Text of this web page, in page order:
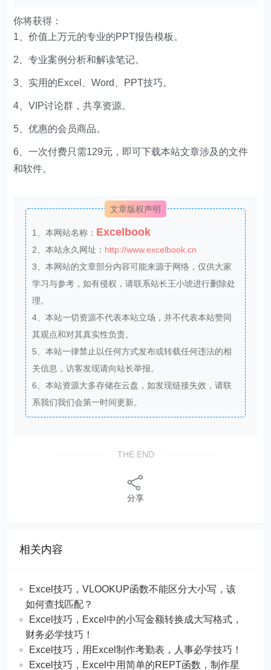
你将获得：
1、价值上万元的专业的PPT报告模板。
2、专业案例分析和解读笔记。
3、实用的Excel、Word、PPT技巧。
4、VIP讨论群，共享资源。
5、优惠的会员商品。
6、一次付费只需129元，即可下载本站文章涉及的文件
和软件。
文章版权声明
1、本网站名称： Excelbook
2、本站永久网址： http://www.excelbook.cn
3、本网站的文章部分内容可能来源于网络，仅供大家
学习与参考，如有侵权，请联系站长王小琥进行删除处
理。
4、本站一切资源不代表本站立场，并不代表本站赞同
其观点和对其真实性负责。
5、本站一律禁止以任何方式发布或转载任何违法的相
关信息，访客发现请向站长举报。
6、本站资源大多存储在云盘，如发现链接失效，请联
系我们我们会第一时间更新。
THE END
分享
相关内容
Excel技巧，​​VLOOKUP函数不能区分大小写，该
如何查找匹配？
​​Excel技巧，Excel中的小写金额转换成大写格式，
财务必学技巧！
​​Excel技巧，用Excel制作考勤表，人事必学技巧！
Excel技巧，​​Excel中用简单的REPT函数，制作星